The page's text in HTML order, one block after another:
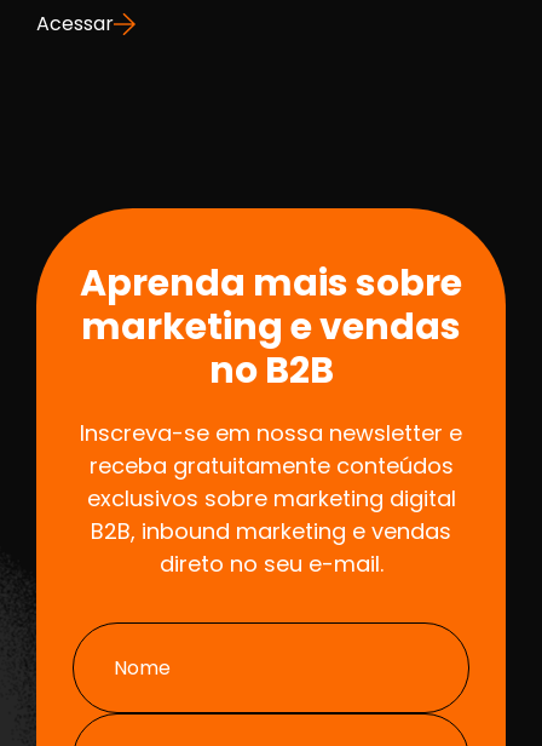
Acessar
Aprenda mais sobre
marketing e vendas
no B2B
Inscreva-se em nossa newsletter e
receba gratuitamente conteúdos
exclusivos sobre marketing digital
B2B, inbound marketing e vendas
direto no seu e-mail.
Nome